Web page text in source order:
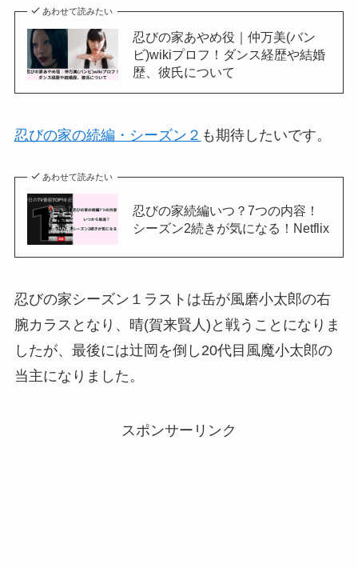
あわせて読みたい
忍びの家あやめ役｜仲万美(バン
ビ)wikiプロフ！ダンス経歴や結婚
歴、彼氏について
忍びの家の続編・シーズン２ も期待したいです。
あわせて読みたい
忍びの家続編いつ？7つの内容！
シーズン2続きが気になる！Netflix
忍びの家シーズン１ラストは岳が風磨小太郎の右
腕カラスとなり、晴(賀来賢人)と戦うことになりま
したが、最後には辻岡を倒し20代目風魔小太郎の
当主になりました。
スポンサーリンク